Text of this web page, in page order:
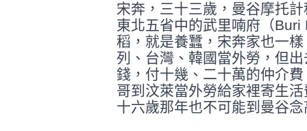
宋奔，三十三歲，曼谷摩托
東北五省中的武里喃府（
稻，就是養蠶，宋奔家也一
列、台灣、韓國當外勞，但
錢，付十幾、二十萬的仲介
哥到汶萊當外勞給家裡寄生
十六歲那年也不可能到曼谷